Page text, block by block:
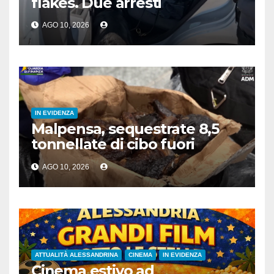
AGO 10, 2026
IN EVIDENZA
Malpensa, sequestrate 8,5
tonnellate di cibo fuori
norma nel primo semestre
AGO 10, 2026
ATTUALITÀ ALESSANDRINA CINEMA IN EVIDENZA